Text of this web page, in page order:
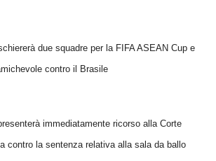
due squadre per la FIFA ASEAN Cup e
contro il Brasile
immediatamente ricorso alla Corte
contro la sentenza relativa alla sala da ballo